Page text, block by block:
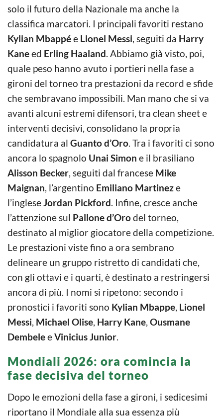
solo il futuro della Nazionale ma anche la
classifica marcatori. I principali favoriti restano
Kylian Mbappée Lionel Messi, seguiti da Harry
Kaneed Erling Haaland. Abbiamo già visto, poi,
quale peso hanno avuto i portieri nella fase a
gironi del torneo tra prestazioni da record e sfide
che sembravano impossibili. Man mano che si va
avanti alcuni estremi difensori, tra clean sheet e
interventi decisivi, consolidano la propria
candidatura al Guanto d’Oro. Tra i favoriti ci sono
ancora lo spagnolo Unai Simon e il brasiliano
Alisson Becker, seguiti dal francese Mike
Maignan, l’argentino Emiliano Martineze
l’ingleseJordan Pickford. Infine, cresce anche
l’attenzione sul Pallone d’Orodel torneo,
destinato al miglior giocatore della competizione.
Le prestazioni viste fino a ora sembrano
delineare un gruppo ristretto di candidati che,
con gli ottavi e i quarti, è destinato a restringersi
ancora di più. I nomi si ripetono: secondo i
pronostici i favoriti sono Kylian Mbappe, Lionel
Messi, Michael Olise, Harry Kane, Ousmane
DembeleeVinicius Junior.
Mondiali 2026: ora comincia la
fase decisiva del torneo
Dopo le emozioni della fase a gironi, i sedicesimi
riportano il Mondiale alla sua essenza più